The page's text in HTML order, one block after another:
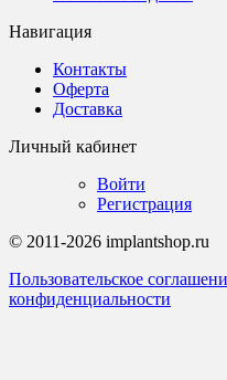
Навигация
Контакты
Оферта
Доставка
Личный кабинет
Войти
Регистрация
© 2011-2026 implantshop.ru
Пользовательское
конфиденциальности